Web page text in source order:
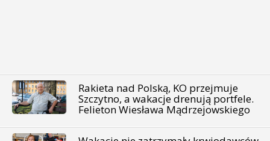
Rakieta nad Polską, KO przejmuje
Szczytno, a wakacje drenują portfele.
Felieton Wiesława Mądrzejowskiego